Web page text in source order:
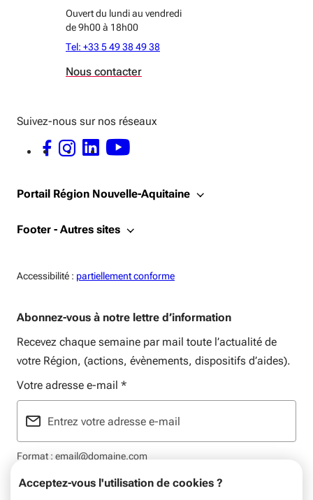
Acceptez-vous l'utilisation de cookies ?
Ouvert du lundi au vendredi
de 9h00 à 18h00
Tel: +33 5 49 38 49 38
Nous contacter
Suivez-nous sur nos réseaux
FACEBOOK - OUVERTURE DANS UNE NOUVELLE FENÊTRE
INSTAGRAM - OUVERTURE DANS UNE NOUVELLE FENÊTRE
LINKEDIN - OUVERTURE DANS UNE NOUVELLE FENÊTRE
YOUTUBE - OUVERTURE DANS UNE NOUVELLE FENÊTRE
Portail Région Nouvelle-Aquitaine
Footer - Autres sites
Accessibilité : Accessiblité:
partiellement conforme
Abonnez-vous à notre lettre d’information
Recevez chaque semaine par mail toute l’actualité de
votre Région, (actions, évènements, dispositifs d’aides).
Votre adresse e-mail *
Format : email@domaine.com